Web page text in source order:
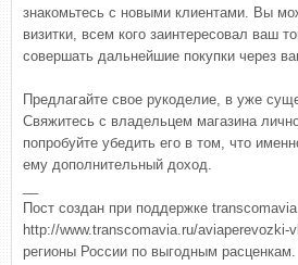
знакомьтесь с новыми клиентами. Вы
визитки, всем кого заинтересовал ваш
совершать дальнейшие покупки через
Предлагайте свое рукоделие, в уже
Свяжитесь с владельцем магазина
попробуйте убедить его в том, что
ему дополнительный доход.
Пост создан при поддержке
http://www.transcomavia.ru/aviaperevozki-
регионы России по выгодным расценкам.